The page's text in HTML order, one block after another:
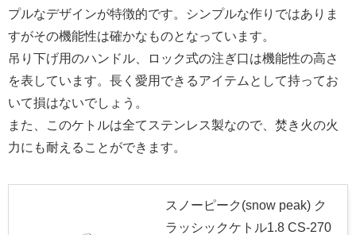
プルなデザインが特徴的です。シンプルな作りではありま
すがその機能性は確かなものとなっています。
吊り下げ用のハンドル、ロック式の注ぎ口は機能性の高さ
を表しています。長く愛用できるアイテムとして持ってお
いて損はないでしょう。
また、このケトルは全てステンレス製なので、焚き火の火
力にも耐えることができます。
スノーピーク(snow peak) ク
ラッシックケトル1.8 CS-270